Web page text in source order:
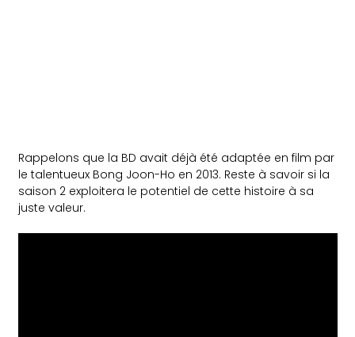
Rappelons que la BD avait déjà été adaptée en film par
le talentueux Bong Joon-Ho en 2013. Reste à savoir si la
saison 2 exploitera le potentiel de cette histoire à sa
juste valeur.